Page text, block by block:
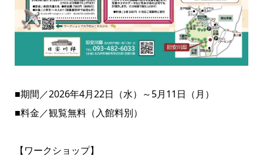
■期間／2026年4月22日（水）～5月11日（月）
■料金／観覧無料（入館料別）
【ワークショップ】